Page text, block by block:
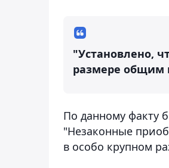
"Установлено,
размере общим
По данному факту
"Незаконные
в особо крупном